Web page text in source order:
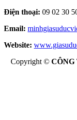
Điện thoại: 09 02 30
Email:
Website:
Copyright ©